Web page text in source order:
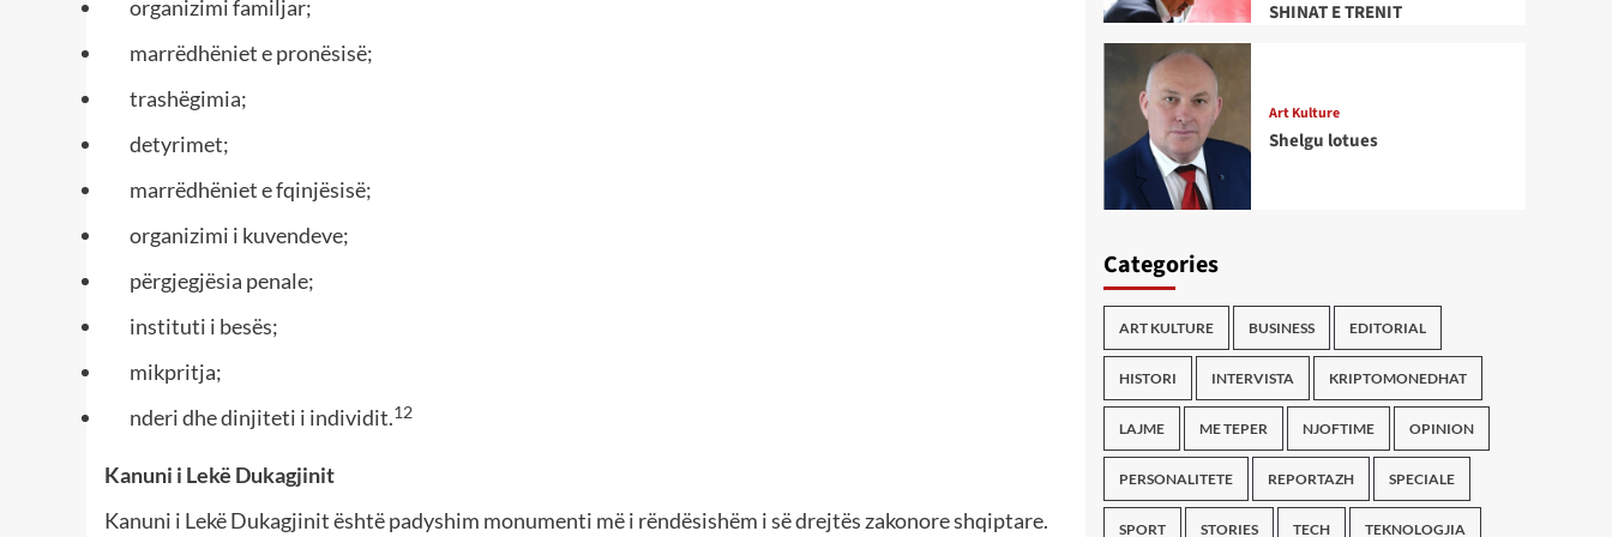
organizimi familjar;
marrëdhëniet e pronësisë;
trashëgimia;
detyrimet;
marrëdhëniet e fqinjësisë;
organizimi i kuvendeve;
përgjegjësia penale;
instituti i besës;
mikpritja;
nderi dhe dinjiteti i individit.12
Kanuni i Lekë Dukagjinit
Kanuni i Lekë Dukagjinit është padyshim monumenti më i rëndësishëm i së drejtës zakonore shqiptare.
SHINAT E TRENIT
Art Kulture
Shelgu lotues
Categories
ART KULTURE BUSINESS EDITORIAL
HISTORI INTERVISTA KRIPTOMONEDHAT
LAJME ME TEPER NJOFTIME OPINION
PERSONALITETE REPORTAZH SPECIALE
SPORT STORIES TECH TEKNOLOGJIA